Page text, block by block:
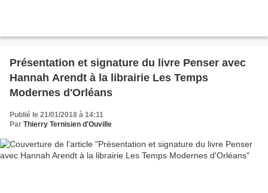
Présentation et signature du livre Penser avec
Hannah Arendt à la librairie Les Temps
Modernes d'Orléans
Publié le 21/01/2018 à 14:11
Par Thierry Ternisien d'Ouville